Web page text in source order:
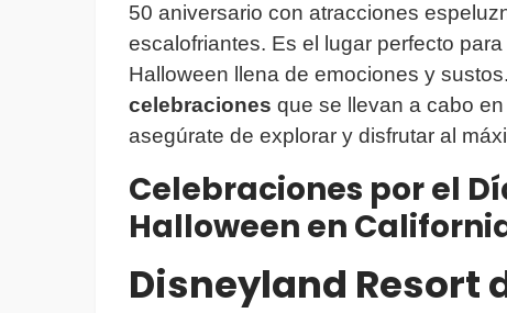
50 aniversario con atracciones
escalofriantes. Es el lugar perfecto
Halloween llena de emociones y
celebraciones que se llevan a cabo
asegúrate de explorar y disfrutar al
Celebraciones por el
Halloween en
Disneyland Resort